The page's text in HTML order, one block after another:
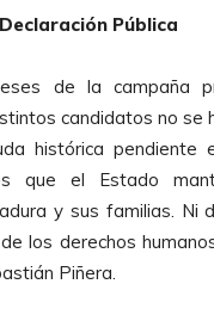
Declaración Pública
de la campaña
candidatos no se
histórica pendiente
que el Estado
y sus familias. Ni
los derechos
Piñera.